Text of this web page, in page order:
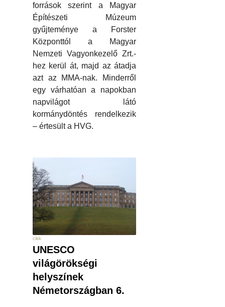
források szerint a Magyar
Építészeti Múzeum
gyűjteménye a Forster
Központtól a Magyar
Nemzeti Vagyonkezelő Zrt.-
hez kerül át, majd az átadja
azt az MMA-nak. Minderről
egy várhatóan a napokban
napvilágot látó
kormánydöntés rendelkezik
– értesült a HVG.
cikk
UNESCO
világörökségi
helyszínek
Németországban 6.